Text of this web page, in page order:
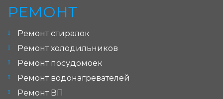
РЕМОНТ
Ремонт стиралок
Ремонт холодильников
Ремонт посудомоек
Ремонт водонагревателей
Ремонт ВП